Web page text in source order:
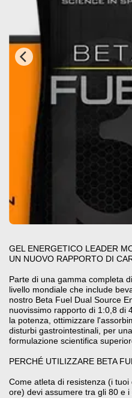
GEL ENERGETICO LEADER
UN NUOVO RAPPORTO DI
Parte di una gamma completa
livello mondiale che include
nostro Beta Fuel Dual Source
nuovissimo rapporto di 1:0,8 di
la potenza, ottimizzare
disturbi gastrointestinali, per
formulazione scientifica
PERCHÉ UTILIZZARE BETA
Come atleta di resistenza (i
ore) devi assumere tra gli 80 e